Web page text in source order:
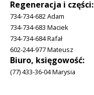
Regeneracja i części:
734-734-682 Adam
734-734-683 Maciek
734-734-684 Rafał
602-244-977 Mateusz
Biuro, księgowość:
(77) 433-36-04 Marysia